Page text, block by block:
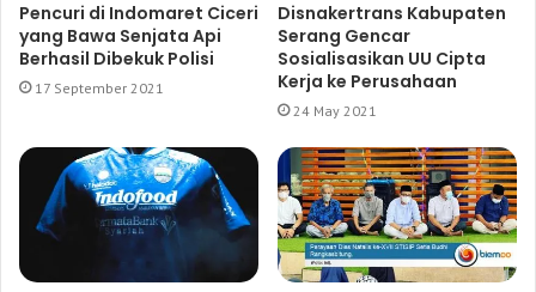
Pencuri di Indomaret Ciceri
yang Bawa Senjata Api
Berhasil Dibekuk Polisi
17 September 2021
Disnakertrans Kabupaten
Serang Gencar
Sosialisasikan UU Cipta
Kerja ke Perusahaan
24 May 2021